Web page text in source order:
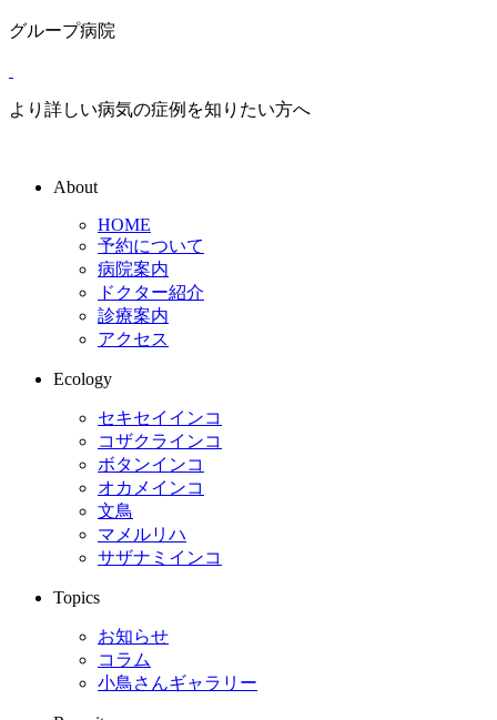
グループ病院
より詳しい病気の症例を知りたい方へ
About
HOME
予約について
病院案内
ドクター紹介
診療案内
アクセス
Ecology
セキセイインコ
コザクラインコ
ボタンインコ
オカメインコ
文鳥
マメルリハ
サザナミインコ
Topics
お知らせ
コラム
小鳥さんギャラリー